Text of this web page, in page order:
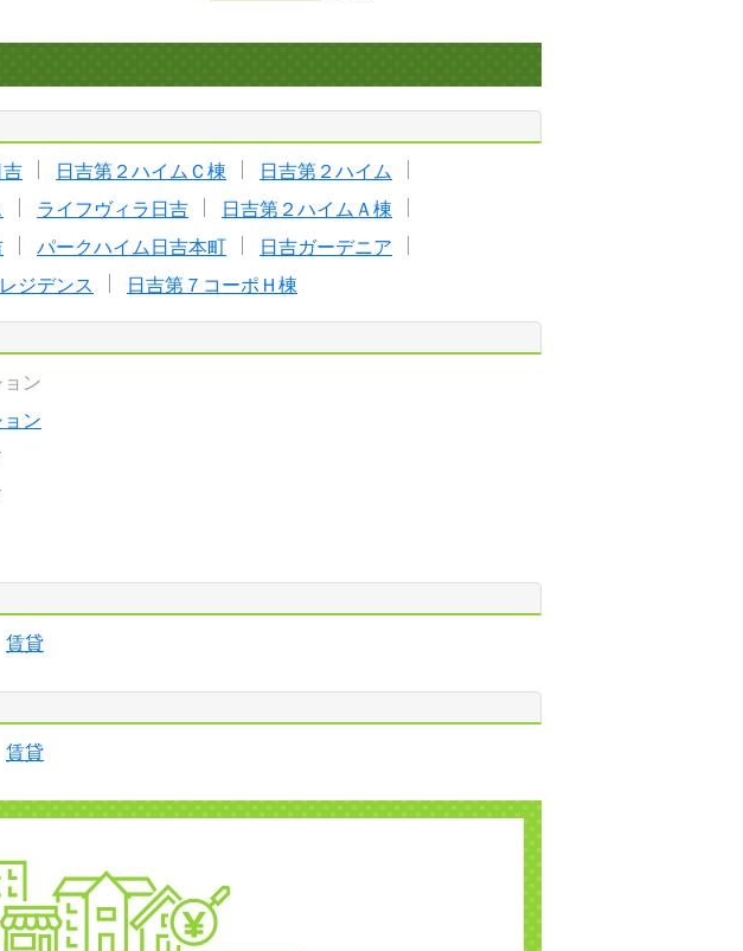
吉 日吉第２ハイムＣ棟
日吉第２ハイム
ライフヴィラ日吉
日吉第２ハイムＡ棟
パークハイム日吉本町
日吉ガーデニア
ジデンス 日吉第７コーポＨ棟
ン
ン
賃貸
賃貸